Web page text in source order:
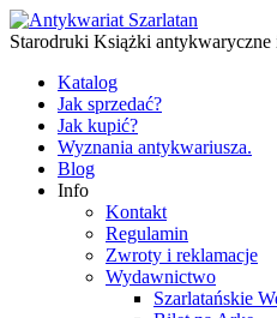
Starodruki Książki antykwaryczne
Katalog
Jak sprzedać?
Jak kupić?
Wyznania antykwariusza.
Blog
Info
Kontakt
Regulamin
Zwroty i reklamacje
Wydawnictwo
Szarlatańskie